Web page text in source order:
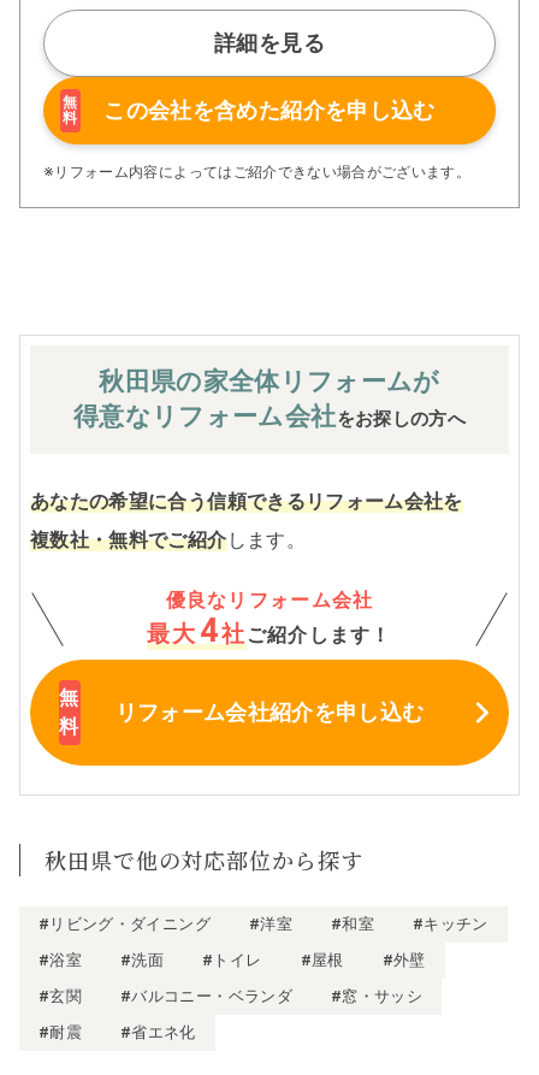
ム」、経験豊かなセールスエンジニアによる「一貫担当
制」などが高い信頼を得ています。
また、大規模リフォームに習熟した施工管理者が現場を統
括する「専属棟梁制」、豊富な実績に裏付けられた充実の
施工マニュアルや検査体制により高い施工品質を実現。
さらに、住友不動産のリフォームならではの充実の保証、
アフターサービス体制で工事後も安心です。
ぜひ、あなたの大切なお住まいの再生を私たちにお任せく
詳細を見る
無
料
この会社を含めた紹介を申し込む
※リフォーム内容によってはご紹介できない場合がございます。
秋田県の家全体リフォームが
得意なリフォーム会社をお探しの方へ
あなたの希望に合う信頼できるリフォーム会社を
複数社・無料でご紹介します。
優良なリフォーム会社
最大 4社 ご紹介します！
リフォーム会社紹介を申し込む
秋田県で他の対応部位から探す
#リビング・ダイニング #洋室 #和室
#キッチン
#浴室
#洗面 #トイレ #屋根
#外壁
#玄関
#バルコニー・ベランダ
#窓・サッシ
#耐震
#省エネ化